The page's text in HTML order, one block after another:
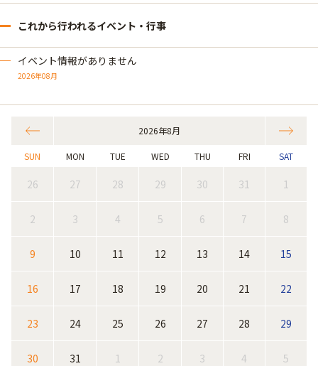
これから行われるイベント・行事
イベント情報がありません
2026年08月
2026年8月
SUN MON TUE WED THU FRI SAT
26 27 28 29 30 31 1
2 3 4 5 6 7 8
9 10 11 12 13 14 15
16 17 18 19 20 21 22
23 24 25 26 27 28 29
30 31 1 2 3 4 5